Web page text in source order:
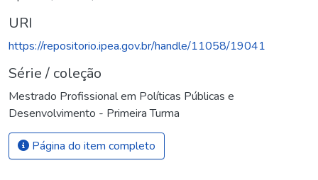
URI
https://repositorio.ipea.gov.br/handle/11058/19041
Série / coleção
Mestrado Profissional em Políticas Públicas e
Desenvolvimento - Primeira Turma
Página do item completo